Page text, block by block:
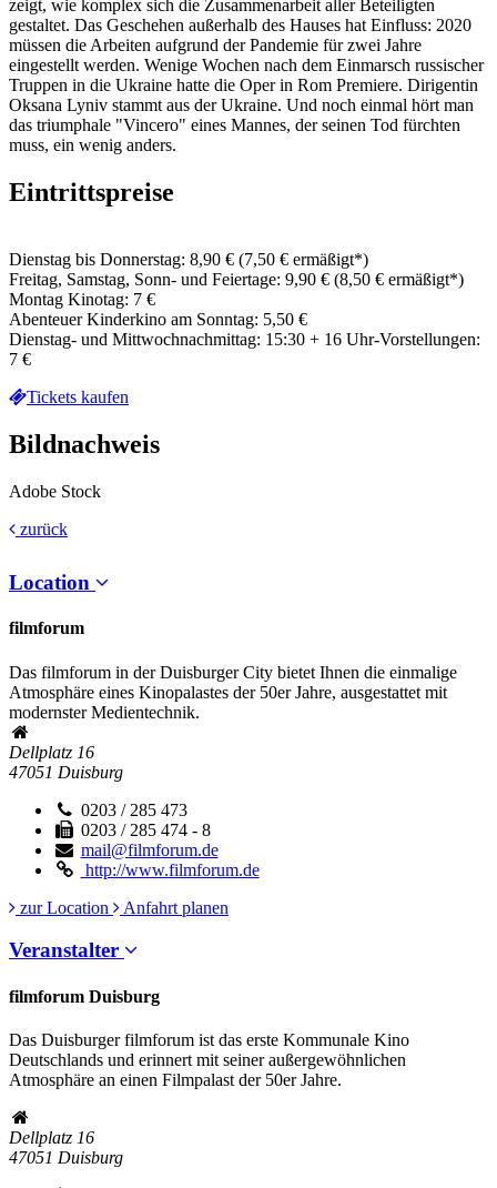
zeigt, wie komplex sich die Zusammenarbeit aller Beteiligten
gestaltet. Das Geschehen außerhalb des Hauses hat Einfluss: 2020
müssen die Arbeiten aufgrund der Pandemie für zwei Jahre
eingestellt werden. Wenige Wochen nach dem Einmarsch russischer
Truppen in die Ukraine hatte die Oper in Rom Premiere. Dirigentin
Oksana Lyniv stammt aus der Ukraine. Und noch einmal hört man
das triumphale "Vincero" eines Mannes, der seinen Tod fürchten
muss, ein wenig anders.
Eintrittspreise
Dienstag bis Donnerstag: 8,90 € (7,50 € ermäßigt*)
Freitag, Samstag, Sonn- und Feiertage: 9,90 € (8,50 € ermäßigt*)
Montag Kinotag: 7 €
Abenteuer Kinderkino am Sonntag: 5,50 €
Dienstag- und Mittwochnachmittag: 15:30 + 16 Uhr-Vorstellungen:
7 €
Tickets kaufen
Bildnachweis
Adobe Stock
zurück
Location
filmforum
Das filmforum in der Duisburger City bietet Ihnen die einmalige
Atmosphäre eines Kinopalastes der 50er Jahre, ausgestattet mit
modernster Medientechnik.
Dellplatz 16
47051 Duisburg
0203 / 285 473
0203 / 285 474 - 8
mail@filmforum.de
http://www.filmforum.de
zur Location
Anfahrt planen
Veranstalter
filmforum Duisburg
Das Duisburger filmforum ist das erste Kommunale Kino
Deutschlands und erinnert mit seiner außergewöhnlichen
Atmosphäre an einen Filmpalast der 50er Jahre.
Dellplatz 16
47051 Duisburg